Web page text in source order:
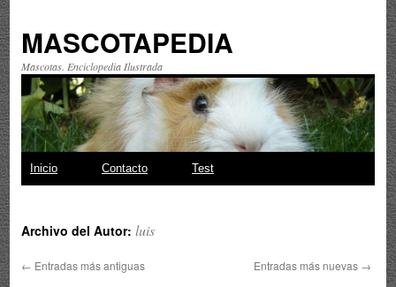
MASCOTAPEDIA
Mascotas. Enciclopedia Ilustrada
Saltar
contenido
Inicio Contacto Test
Archivo del Autor: luis
← Entradas más antiguas Entradas más nuevas →